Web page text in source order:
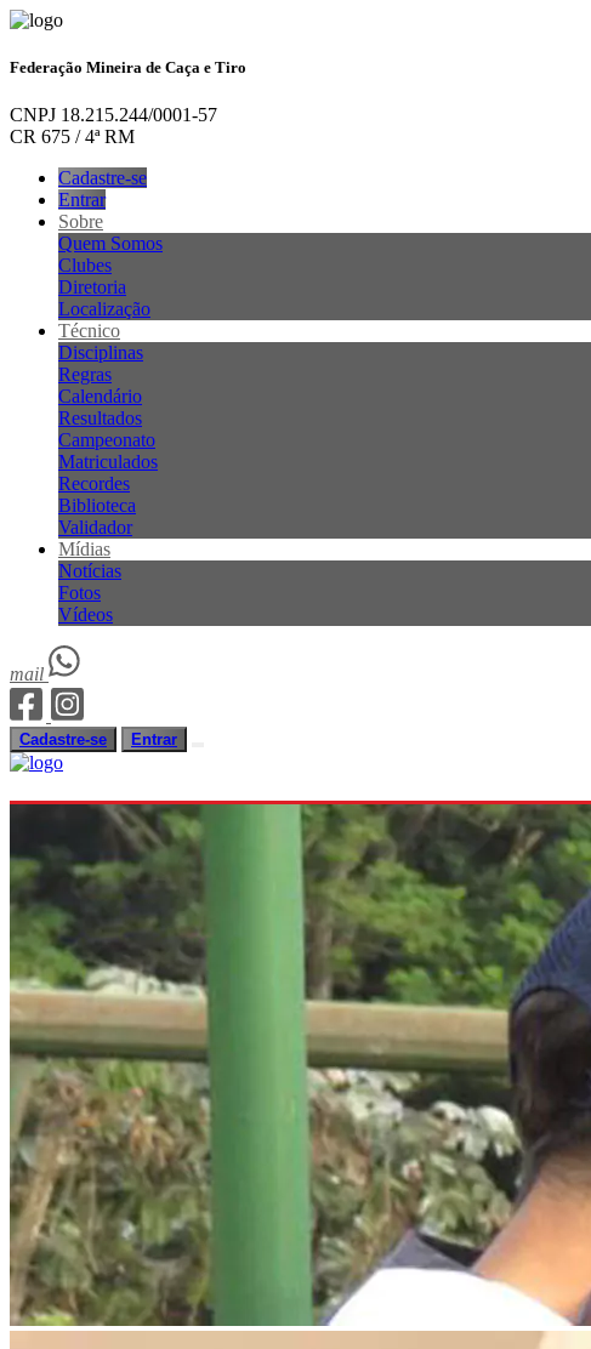
Federação Mineira de Caça e Tiro
CNPJ 18.215.244/0001-57
CR 675 / 4ª RM
Cadastre-se
Entrar
Sobre
Quem Somos
Clubes
Diretoria
Localização
Técnico
Disciplinas
Regras
Calendário
Resultados
Campeonato
Matriculados
Recordes
Biblioteca
Validador
Mídias
Notícias
Fotos
Vídeos
mail
Cadastre-se Entrar